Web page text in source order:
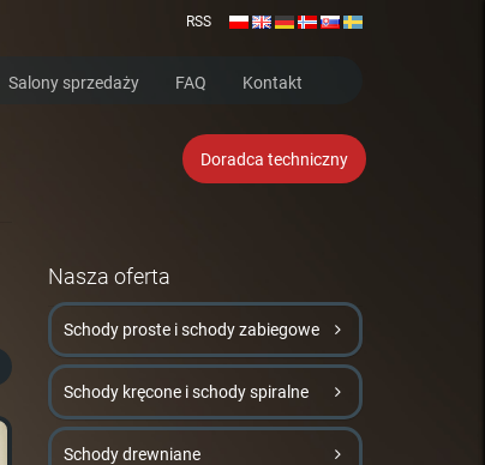
RSS
Salony sprzedaży FAQ Kontakt
Doradca techniczny
Nasza oferta
Schody proste i schody zabiegowe
Schody kręcone i schody spiralne
Schody drewniane